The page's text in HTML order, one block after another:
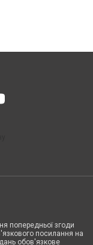
попередньої згоди
посилання на
обов'язкове